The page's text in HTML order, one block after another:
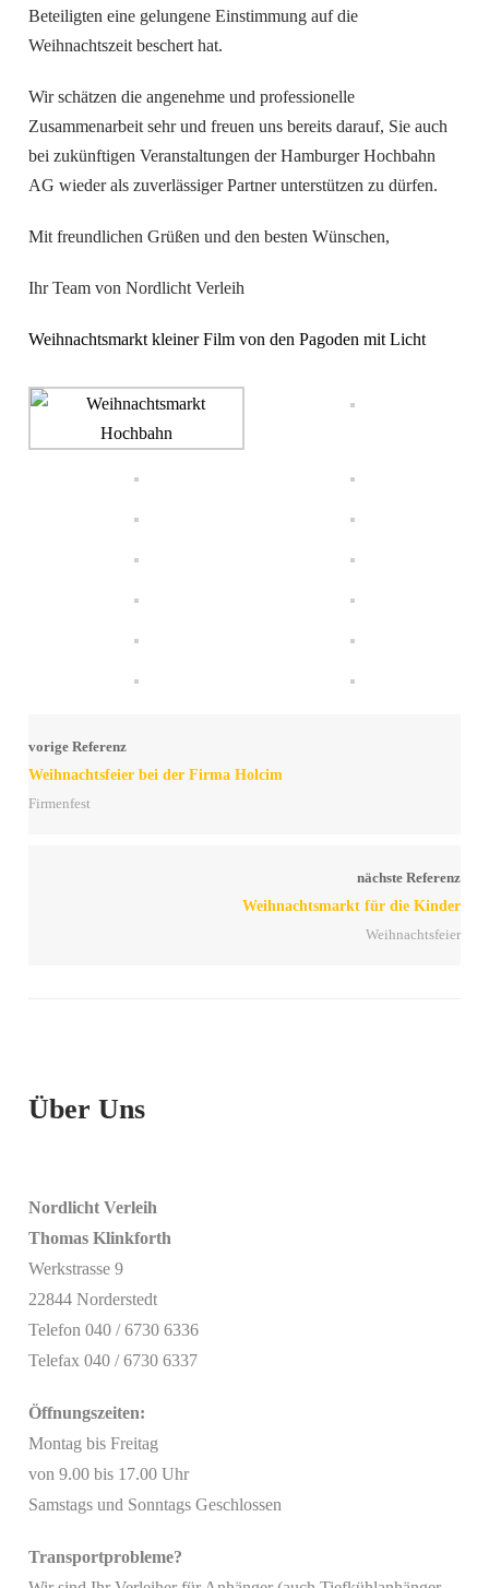
Beteiligten eine gelungene Einstimmung auf die
Weihnachtszeit beschert hat.
Wir schätzen die angenehme und professionelle
Zusammenarbeit sehr und freuen uns bereits darauf, Sie auch
bei zukünftigen Veranstaltungen der Hamburger Hochbahn
AG wieder als zuverlässiger Partner unterstützen zu dürfen.
Mit freundlichen Grüßen und den besten Wünschen,
Ihr Team von Nordlicht Verleih
Weihnachtsmarkt kleiner Film von den Pagoden mit Licht
vorige Referenz
Weihnachtsfeier bei der Firma Holcim
Firmenfest
nächste Referenz
Weihnachtsmarkt für die Kinder
Weihnachtsfeier
Über Uns
Nordlicht Verleih
Thomas Klinkforth
Werkstrasse 9
22844 Norderstedt
Telefon 040 / 6730 6336
Telefax 040 / 6730 6337
Öffnungszeiten:
Montag bis Freitag
von 9.00 bis 17.00 Uhr
Samstags und Sonntags Geschlossen
Transportprobleme?